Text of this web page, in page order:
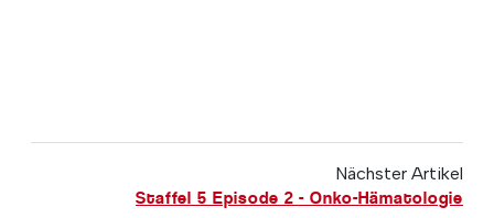
Nächster Artikel
Staffel 5 Episode 2 - Onko-Hämatologie